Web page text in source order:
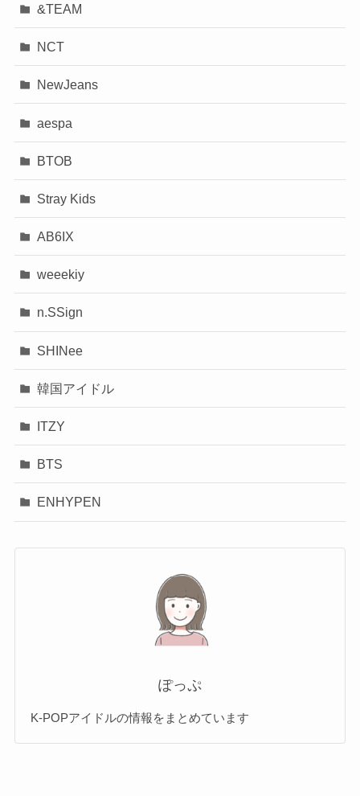
&TEAM
NCT
NewJeans
aespa
BTOB
Stray Kids
AB6IX
weeekiy
n.SSign
SHINee
韓国アイドル
ITZY
BTS
ENHYPEN
ぽっぷ
K-POPアイドルの情報をまとめています